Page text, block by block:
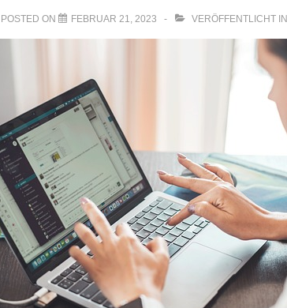
POSTED ON FEBRUAR 21, 2023 VERÖFFENTLICHT IN